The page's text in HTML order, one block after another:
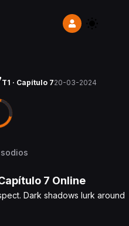
T1 · Capítulo 720-03-2024
7 Online
Dark shadows lurk around